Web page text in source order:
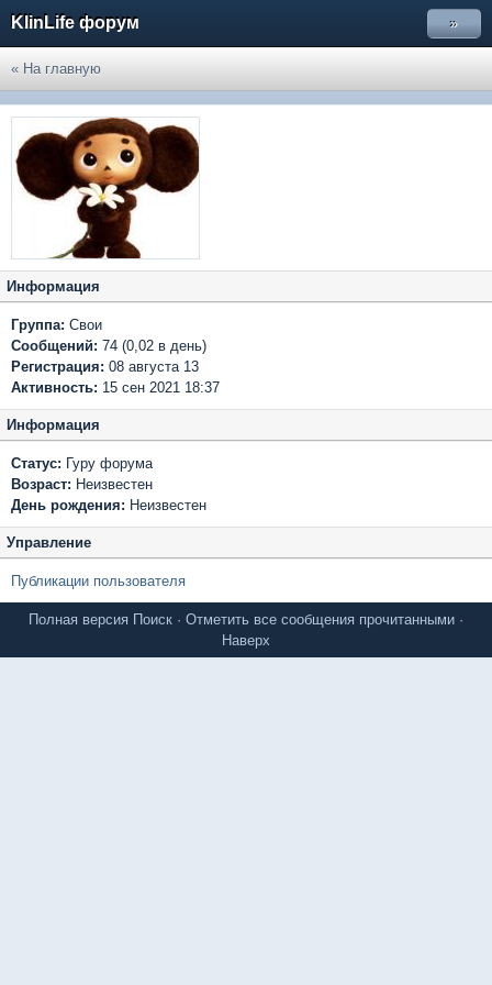
KlinLife форум »
« На главную
Информация
Группа: Свои
Сообщений: 74 (0,02 в день)
Регистрация: 08 августа 13
Активность: 15 сен 2021 18:37
Информация
Статус: Гуру форума
Возраст: Неизвестен
День рождения: Неизвестен
Управление
Публикации пользователя
Полная версия Поиск · Отметить все сообщения прочитанными ·
Наверх